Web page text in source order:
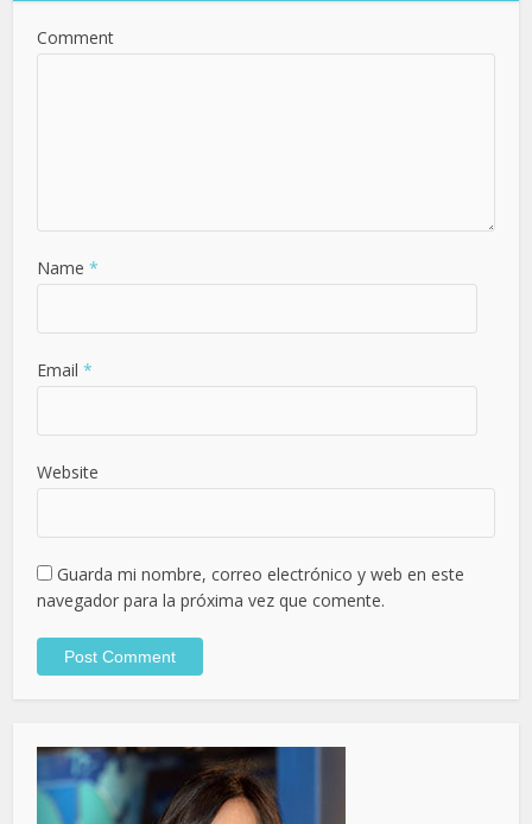
Comment
Name *
Email *
Website
Guarda mi nombre, correo electrónico y web en este
navegador para la próxima vez que comente.